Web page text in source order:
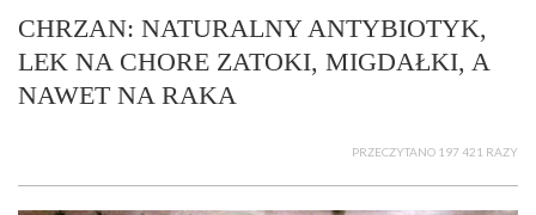
CHRZAN: NATURALNY ANTYBIOTYK,
LEK NA CHORE ZATOKI, MIGDAŁKI, A
NAWET NA RAKA
PRZECZYTANO 197 421 RAZY